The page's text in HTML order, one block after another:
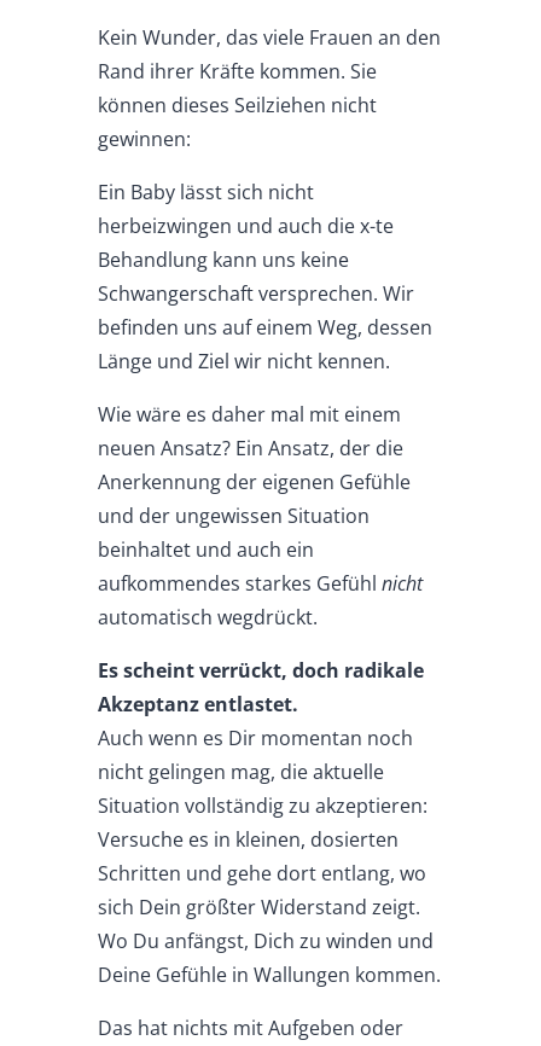
Kein Wunder, das viele Frauen an den
Rand ihrer Kräfte kommen. Sie
können dieses Seilziehen nicht
gewinnen:
Ein Baby lässt sich nicht
herbeizwingen und auch die x-te
Behandlung kann uns keine
Schwangerschaft versprechen. Wir
befinden uns auf einem Weg, dessen
Länge und Ziel wir nicht kennen.
Wie wäre es daher mal mit einem
neuen Ansatz? Ein Ansatz, der die
Anerkennung der eigenen Gefühle
und der ungewissen Situation
beinhaltet und auch ein
aufkommendes starkes Gefühl nicht
automatisch wegdrückt.
Es scheint verrückt, doch radikale
Akzeptanz entlastet.
Auch wenn es Dir momentan noch
nicht gelingen mag, die aktuelle
Situation vollständig zu akzeptieren:
Versuche es in kleinen, dosierten
Schritten und gehe dort entlang, wo
sich Dein größter Widerstand zeigt.
Wo Du anfängst, Dich zu winden und
Deine Gefühle in Wallungen kommen.
Das hat nichts mit Aufgeben oder